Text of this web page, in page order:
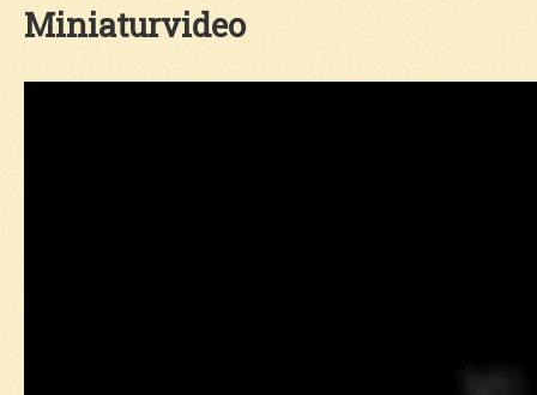
Miniaturvideo